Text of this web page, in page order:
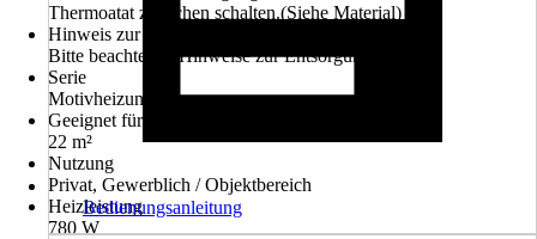
Thermoatat zwischen schalten.(Siehe Material)
Hinweis zur Entsorgung
Bitte beachte die Hinweise zur Entsorgung
Serie
Motivheizung
Geeignet für Räume bis zu
22 m²
Nutzung
Privat, Gewerblich / Objektbereich
Heizleistung
780 W
Bedienungsanleitung